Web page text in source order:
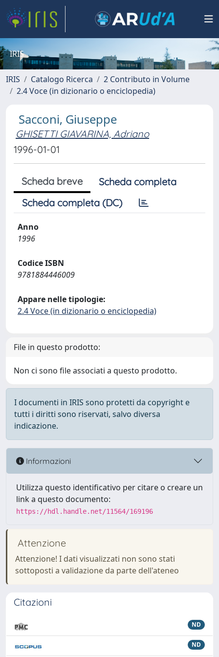
IRIS
IRIS Catalogo Ricerca
2 Contributo in Volume
2.4 Voce (in dizionario o enciclopedia)
Sacconi, Giuseppe
GHISETTI GIAVARINA, Adriano
1996-01-01
Scheda breve
Scheda completa
Scheda completa (DC)
Anno
1996
Codice ISBN
9781884446009
Appare nelle tipologie:
2.4 Voce (in dizionario o enciclopedia)
File in questo prodotto:
Non ci sono file associati a questo prodotto.
I documenti in IRIS sono protetti da copyright e
tutti i diritti sono riservati, salvo diversa
indicazione.
Informazioni
Utilizza questo identificativo per citare o creare un
link a questo documento:
https://hdl.handle.net/11564/169196
Attenzione
Attenzione! I dati visualizzati non sono stati
sottoposti a validazione da parte dell'ateneo
Citazioni
ND
ND